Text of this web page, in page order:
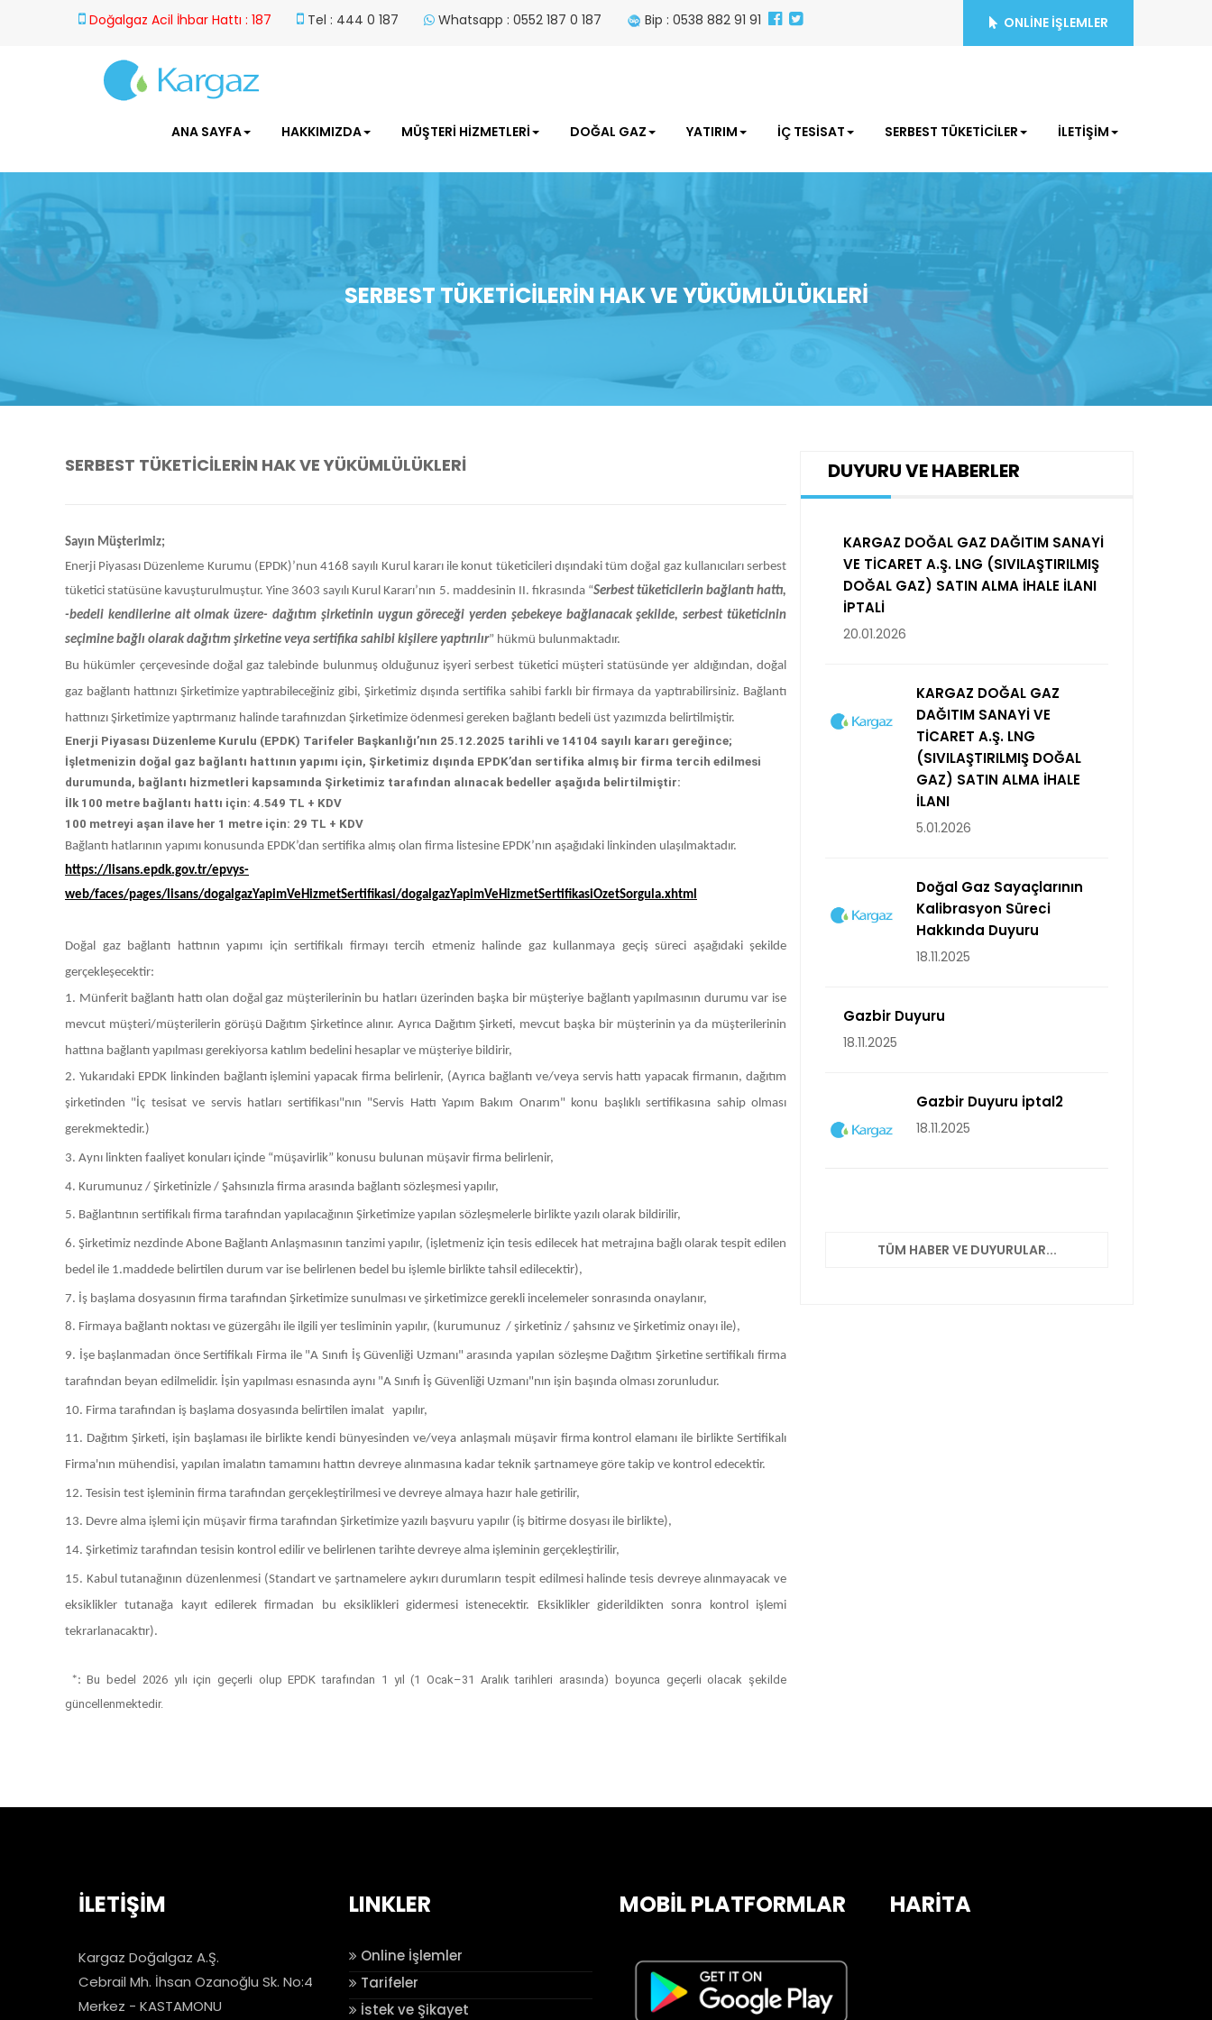
Doğalgaz Acil İhbar Hattı : 187 Tel : 444 0 187 Whatsapp : 0552 187 0 187 Bip : 0538 882 91 91 ONLİNE İŞLEMLER
ANA SAYFA HAKKIMIZDA MÜŞTERİ HİZMETLERİ DOĞAL GAZ YATIRIM İÇ TESİSAT SERBEST TÜKETİCİLER İLETİŞİM
SERBEST TÜKETİCİLERİN HAK VE YÜKÜMLÜLÜKLERİ
SERBEST TÜKETİCİLERİN HAK VE YÜKÜMLÜLÜKLERİ
Sayın Müşterimiz;
Enerji Piyasası Düzenleme Kurumu (EPDK)’nun 4168 sayılı Kurul kararı ile konut tüketicileri dışındaki tüm doğal gaz kullanıcıları serbest
tüketici statüsüne kavuşturulmuştur. Yine 3603 sayılı Kurul Kararı’nın 5. maddesinin II. fıkrasında “Serbest tüketicilerin bağlantı hattı,
-bedeli kendilerine ait olmak üzere- dağıtım şirketinin uygun göreceği yerden şebekeye bağlanacak şekilde, serbest tüketicinin
seçimine bağlı olarak dağıtım şirketine veya sertifika sahibi kişilere yaptırılır” hükmü bulunmaktadır.
Bu hükümler çerçevesinde doğal gaz talebinde bulunmuş olduğunuz işyeri serbest tüketici müşteri statüsünde yer aldığından, doğal
gaz bağlantı hattınızı Şirketimize yaptırabileceğiniz gibi, Şirketimiz dışında sertifika sahibi farklı bir firmaya da yaptırabilirsiniz. Bağlantı
hattınızı Şirketimize yaptırmanız halinde tarafınızdan Şirketimize ödenmesi gereken bağlantı bedeli üst yazımızda belirtilmiştir.
Enerji Piyasası Düzenleme Kurulu (EPDK) Tarifeler Başkanlığı’nın 25.12.2025 tarihli ve 14104 sayılı kararı gereğince;
İşletmenizin doğal gaz bağlantı hattının yapımı için, Şirketimiz dışında EPDK’dan sertifika almış bir firma tercih edilmesi
durumunda, bağlantı hizmetleri kapsamında Şirketimiz tarafından alınacak bedeller aşağıda belirtilmiştir:
İlk 100 metre bağlantı hattı için: 4.549 TL + KDV
100 metreyi aşan ilave her 1 metre için: 29 TL + KDV
Bağlantı hatlarının yapımı konusunda EPDK’dan sertifika almış olan firma listesine EPDK’nın aşağıdaki linkinden ulaşılmaktadır.
https://lisans.epdk.gov.tr/epvys-
web/faces/pages/lisans/dogalgazYapimVeHizmetSertifikasi/dogalgazYapimVeHizmetSertifikasiOzetSorgula.xhtml
Doğal gaz bağlantı hattının yapımı için sertifikalı firmayı tercih etmeniz halinde gaz kullanmaya geçiş süreci aşağıdaki şekilde
gerçekleşecektir:
1. Münferit bağlantı hattı olan doğal gaz müşterilerinin bu hatları üzerinden başka bir müşteriye bağlantı yapılmasının durumu var ise
mevcut müşteri/müşterilerin görüşü Dağıtım Şirketince alınır. Ayrıca Dağıtım Şirketi, mevcut başka bir müşterinin ya da müşterilerinin
hattına bağlantı yapılması gerekiyorsa katılım bedelini hesaplar ve müşteriye bildirir,
2. Yukarıdaki EPDK linkinden bağlantı işlemini yapacak firma belirlenir, (Ayrıca bağlantı ve/veya servis hattı yapacak firmanın, dağıtım
şirketinden "İç tesisat ve servis hatları sertifikası"nın "Servis Hattı Yapım Bakım Onarım" konu başlıklı sertifikasına sahip olması
gerekmektedir.)
3. Aynı linkten faaliyet konuları içinde “müşavirlik” konusu bulunan müşavir firma belirlenir,
4. Kurumunuz / Şirketinizle / Şahsınızla firma arasında bağlantı sözleşmesi yapılır,
5. Bağlantının sertifikalı firma tarafından yapılacağının Şirketimize yapılan sözleşmelerle birlikte yazılı olarak bildirilir,
6. Şirketimiz nezdinde Abone Bağlantı Anlaşmasının tanzimi yapılır, (işletmeniz için tesis edilecek hat metrajına bağlı olarak tespit edilen
bedel ile 1.maddede belirtilen durum var ise belirlenen bedel bu işlemle birlikte tahsil edilecektir),
7. İş başlama dosyasının firma tarafından Şirketimize sunulması ve şirketimizce gerekli incelemeler sonrasında onaylanır,
8. Firmaya bağlantı noktası ve güzergâhı ile ilgili yer tesliminin yapılır, (kurumunuz / şirketiniz / şahsınız ve Şirketimiz onayı ile),
9. İşe başlanmadan önce Sertifikalı Firma ile "A Sınıfı İş Güvenliği Uzmanı" arasında yapılan sözleşme Dağıtım Şirketine sertifikalı firma
tarafından beyan edilmelidir. İşin yapılması esnasında aynı "A Sınıfı İş Güvenliği Uzmanı"nın işin başında olması zorunludur.
10. Firma tarafından iş başlama dosyasında belirtilen imalat yapılır,
11. Dağıtım Şirketi, işin başlaması ile birlikte kendi bünyesinden ve/veya anlaşmalı müşavir firma kontrol elamanı ile birlikte Sertifikalı
Firma'nın mühendisi, yapılan imalatın tamamını hattın devreye alınmasına kadar teknik şartnameye göre takip ve kontrol edecektir.
12. Tesisin test işleminin firma tarafından gerçekleştirilmesi ve devreye almaya hazır hale getirilir,
13. Devre alma işlemi için müşavir firma tarafından Şirketimize yazılı başvuru yapılır (iş bitirme dosyası ile birlikte),
14. Şirketimiz tarafından tesisin kontrol edilir ve belirlenen tarihte devreye alma işleminin gerçekleştirilir,
15. Kabul tutanağının düzenlenmesi (Standart ve şartnamelere aykırı durumların tespit edilmesi halinde tesis devreye alınmayacak ve
eksiklikler tutanağa kayıt edilerek firmadan bu eksiklikleri gidermesi istenecektir. Eksiklikler giderildikten sonra kontrol işlemi
tekrarlanacaktır).
*: Bu bedel 2026 yılı için geçerli olup EPDK tarafından 1 yıl (1 Ocak–31 Aralık tarihleri arasında) boyunca geçerli olacak şekilde
güncellenmektedir.
DUYURU VE HABERLER
KARGAZ DOĞAL GAZ DAĞITIM SANAYİ
VE TİCARET A.Ş. LNG (SIVILAŞTIRILMIŞ
DOĞAL GAZ) SATIN ALMA İHALE İLANI
İPTALİ
20.01.2026
KARGAZ DOĞAL GAZ
DAĞITIM SANAYİ VE
TİCARET A.Ş. LNG
(SIVILAŞTIRILMIŞ DOĞAL
GAZ) SATIN ALMA İHALE
İLANI
5.01.2026
Doğal Gaz Sayaçlarının
Kalibrasyon Süreci
Hakkında Duyuru
18.11.2025
Gazbir Duyuru
18.11.2025
Gazbir Duyuru iptal2
18.11.2025
TÜM HABER VE DUYURULAR...
İLETİŞİM
Kargaz Doğalgaz A.Ş.
Cebrail Mh. İhsan Ozanoğlu Sk. No:4
Merkez - KASTAMONU
LINKLER
Online İşlemler
Tarifeler
İstek ve Şikayet
MOBİL PLATFORMLAR HARİTA